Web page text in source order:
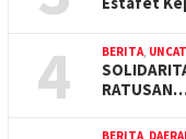
4 BERITA
BERITA